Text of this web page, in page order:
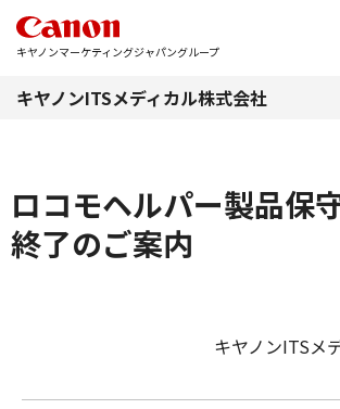
キヤノンマーケティングジャパングループ
キヤノンITSメディカル株式会社
ロコモヘルパー製品保
終了のご案内
キヤノンITSメ